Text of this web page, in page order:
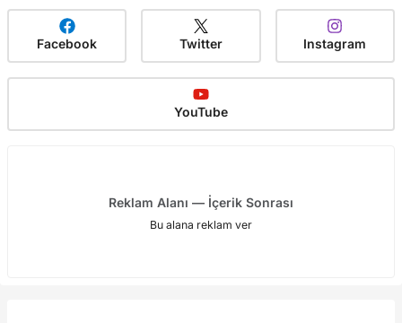
Facebook Twitter Instagram
YouTube
Reklam Alanı — İçerik Sonrası
Bu alana reklam ver